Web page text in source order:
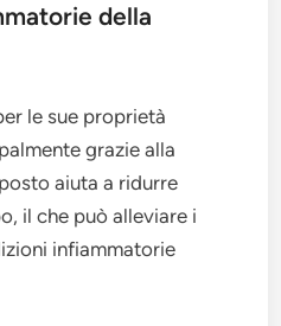
della
le sue proprietà
grazie alla
aiuta a ridurre
il che può alleviare i
infiammatorie